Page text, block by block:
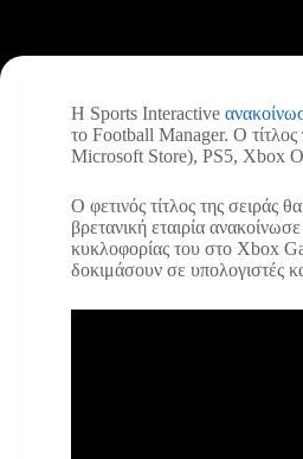
Η Sports Interactive
το Football Manager. Ο τίτλος
Microsoft Store), PS5, Xbox
Ο φετινός τίτλος της σειράς
βρετανική εταιρία
κυκλοφορίας του στο Xbox
δοκιμάσουν σε υπολογιστές